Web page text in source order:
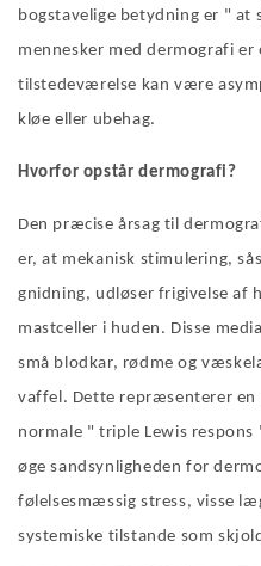
bogstavelige betydning er " at
mennesker med dermografi er
tilstedeværelse kan være
kløe eller ubehag.
Hvorfor opstår dermografi?
Den præcise årsag til
er, at mekanisk stimulering,
gnidning, udløser frigivelse af
mastceller i huden. Disse
små blodkar, rødme og
vaffel. Dette repræsenterer
normale "triple Lewis respons
øge sandsynligheden for
følelsesmæssig stress, visse
systemiske tilstande som